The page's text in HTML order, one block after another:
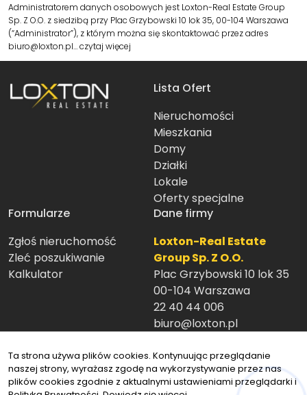
Administratorem danych osobowych jest Loxton-Real Estate Group
Sp. Z O.O. z siedzibą przy Plac Grzybowski 10 lok 35, 00-104 Warszawa
(“Administrator”), z którym można się skontaktować przez adres
biuro@loxton.pl…czytaj więcej
Lista Ofert
Nieruchomości
Mieszkania
Domy
Działki
Lokale
Oferty specjalne
Formularze
Zgłoś nieruchomość
Zleć poszukiwanie
Kalkulator
Dane firmy
Loxton-Real Estate
Group Sp. Z O.O.
Plac Grzybowski 10 lok 35
00-104 Warszawa
22 40 44 006
biuro@loxton.pl
Ta strona używa plików cookies. Kontynuując przeglądanie
naszej strony, wyrażasz zgodę na wykorzystywanie przez nas
plików cookies zgodnie z aktualnymi ustawieniami przeglądarki i